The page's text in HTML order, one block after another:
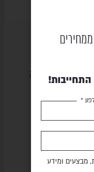
מוצרים באיכות גבוהה
משלוח מהיר
*
מבצעים ומידע